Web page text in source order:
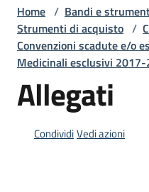
Bandi
Home / Bandi e
Strumenti di acquisto /
Convenzioni scadute e/o
Medicinali esclusivi
Allegati
CondividiVedi azioni